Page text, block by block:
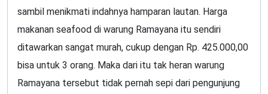
sambil menikmati indahnya hamparan lautan. Harga
makanan seafood di warung Ramayana itu sendiri
ditawarkan sangat murah, cukup dengan Rp. 425.000,00
bisa untuk 3 orang. Maka dari itu tak heran warung
Ramayana tersebut tidak pernah sepi dari pengunjung